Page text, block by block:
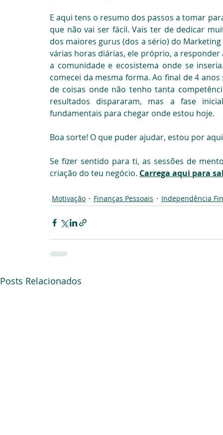
E aqui tens o resumo dos passos a tomar
que não vai ser fácil. Vais ter de dedicar
dos maiores gurus (dos a sério) do
várias horas diárias, ele próprio, a
a comunidade e ecosistema onde se
comecei da mesma forma. Ao final de 4
de coisas onde não tenho tanta
resultados dispararam, mas a fase
fundamentais para chegar onde estou hoje.
Boa sorte! O que puder ajudar, estou por
Se fizer sentido para ti, as sessões de
criação do teu negócio. Carrega aqui para
Motivação Finanças Pessoais Independência
Posts Relacionados